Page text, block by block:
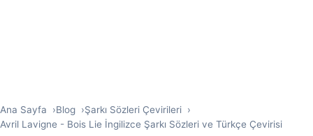
Ana Sayfa Blog
Şarkı Sözleri Çevirileri
Avril Lavigne - Bois Lie İngilizce Şarkı Sözleri ve Türkçe Çevirisi